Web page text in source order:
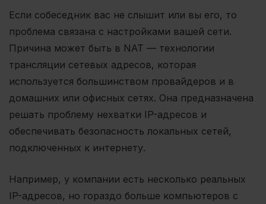
Если собеседник вас не слышит или вы его, то
проблема связана с настройками вашей сети.
Причина может быть в NAT — технологии
трансляции сетевых адресов, которая
используется большинством провайдеров и в
домашних или офисных сетях. Она предназначена
решать проблему нехватки IP-адресов и
обеспечивать безопасность локальных сетей,
подключенных к интернету.
Например, у компании есть несколько реальных
IP-адресов, но гораздо больше компьютеров с